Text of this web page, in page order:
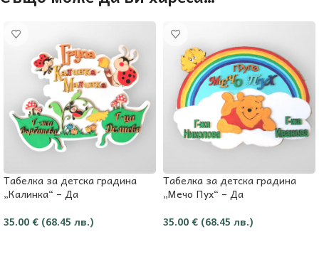
Табелка за детска градина
„Калинка“ – Да
35.00 € (68.45 лв.)
Табелка за детска градина
„Мечо Пух“ – Да
35.00 € (68.45 лв.)